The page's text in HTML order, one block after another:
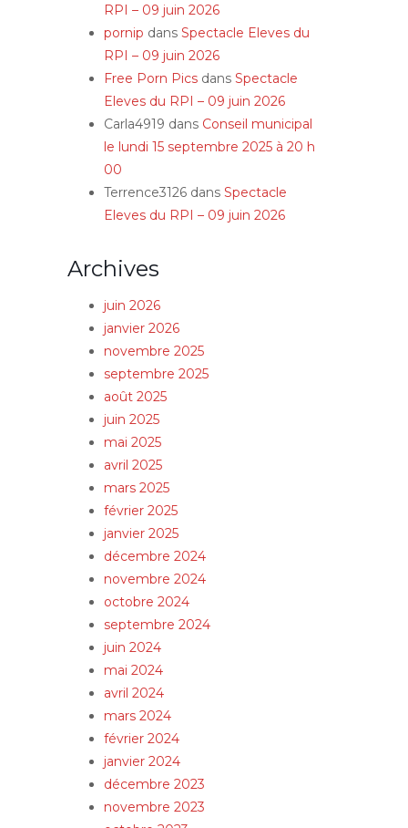
RPI – 09 juin 2026
pornip dans Spectacle Eleves du
RPI – 09 juin 2026
Free Porn Pics dans Spectacle
Eleves du RPI – 09 juin 2026
Carla4919 dans Conseil municipal
le lundi 15 septembre 2025 à 20 h
00
Terrence3126 dans Spectacle
Eleves du RPI – 09 juin 2026
Archives
juin 2026
janvier 2026
novembre 2025
septembre 2025
août 2025
juin 2025
mai 2025
avril 2025
mars 2025
février 2025
janvier 2025
décembre 2024
novembre 2024
octobre 2024
septembre 2024
juin 2024
mai 2024
avril 2024
mars 2024
février 2024
janvier 2024
décembre 2023
novembre 2023